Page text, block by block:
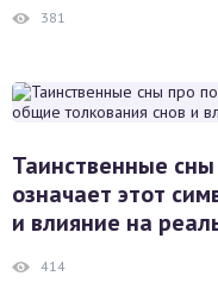
381
Таинственные
означает этот
и влияние на
414